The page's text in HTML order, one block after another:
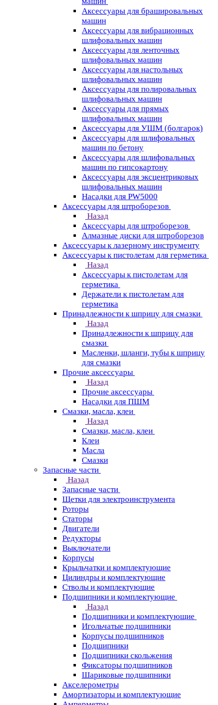
Аксессуары для брашировальных
машин
Аксессуары для вибрационных
шлифовальных машин
Аксессуары для ленточных
шлифовальных машин
Аксессуары для настольных
шлифовальных машин
Аксессуары для полировальных
шлифовальных машин
Аксессуары для прямых
шлифовальных машин
Аксессуары для УШМ (болгарок)
Аксессуары для шлифовальных
машин по бетону
Аксессуары для шлифовальных
машин по гипсокартону
Аксессуары для эксцентриковых
шлифовальных машин
Насадки для PW5000
Аксессуары для штроборезов
Назад
Аксессуары для штроборезов
Алмазные диски для штроборезов
Аксессуары к лазерному инструменту
Аксессуары к пистолетам для герметика
Назад
Аксессуары к пистолетам для
герметика
Держатели к пистолетам для
герметика
Принадлежности к шприцу для смазки
Назад
Принадлежности к шприцу для
смазки
Масленки, шланги, тубы к шприцу
для смазки
Прочие аксессуары
Назад
Прочие аксессуары
Насадки для ПШМ
Смазки, масла, клеи
Назад
Смазки, масла, клеи
Клеи
Масла
Смазки
Запасные части
Назад
Запасные части
Щетки для электроинструмента
Роторы
Статоры
Двигатели
Редукторы
Выключатели
Корпусы
Крыльчатки и комплектующие
Цилиндры и комплектующие
Стволы и комплектующие
Подшипники и комплектующие
Назад
Подшипники и комплектующие
Игольчатые подшипники
Корпусы подшипников
Подшипники
Подшипники скольжения
Фиксаторы подшипников
Шариковые подшипники
Акселерометры
Амортизаторы и комплектующие